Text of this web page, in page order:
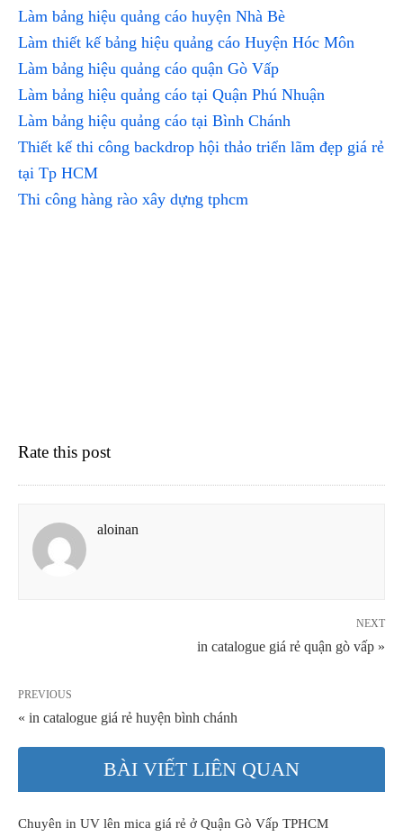
Làm bảng hiệu quảng cáo huyện Nhà Bè
Làm thiết kế bảng hiệu quảng cáo Huyện Hóc Môn
Làm bảng hiệu quảng cáo quận Gò Vấp
Làm bảng hiệu quảng cáo tại Quận Phú Nhuận
Làm bảng hiệu quảng cáo tại Bình Chánh
Thiết kế thi công backdrop hội thảo triển lãm đẹp giá rẻ
tại Tp HCM
Thi công hàng rào xây dựng tphcm
Rate this post
aloinan
NEXT
in catalogue giá rẻ quận gò vấp »
PREVIOUS
« in catalogue giá rẻ huyện bình chánh
BÀI VIẾT LIÊN QUAN
Chuyên in UV lên mica giá rẻ ở Quận Gò Vấp TPHCM